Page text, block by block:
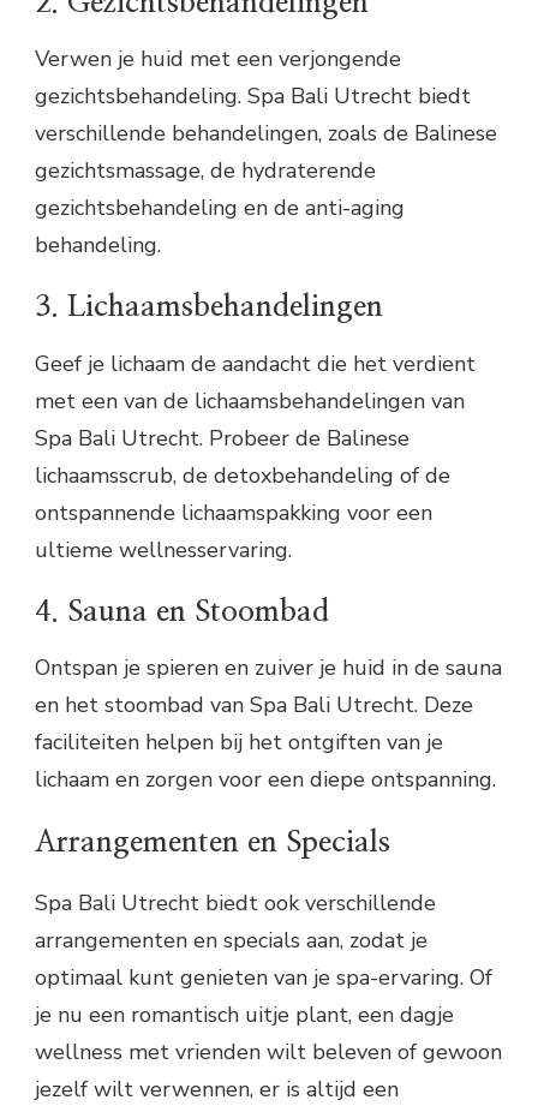
Verwen je huid met een verjongende
gezichtsbehandeling. Spa Bali Utrecht biedt
verschillende behandelingen, zoals de Balinese
gezichtsmassage, de hydraterende
gezichtsbehandeling en de anti-aging
behandeling.
3. Lichaamsbehandelingen
Geef je lichaam de aandacht die het verdient
met een van de lichaamsbehandelingen van
Spa Bali Utrecht. Probeer de Balinese
lichaamsscrub, de detoxbehandeling of de
ontspannende lichaamspakking voor een
ultieme wellnesservaring.
4. Sauna en Stoombad
Ontspan je spieren en zuiver je huid in de sauna
en het stoombad van Spa Bali Utrecht. Deze
faciliteiten helpen bij het ontgiften van je
lichaam en zorgen voor een diepe ontspanning.
Arrangementen en Specials
Spa Bali Utrecht biedt ook verschillende
arrangementen en specials aan, zodat je
optimaal kunt genieten van je spa-ervaring. Of
je nu een romantisch uitje plant, een dagje
wellness met vrienden wilt beleven of gewoon
jezelf wilt verwennen, er is altijd een